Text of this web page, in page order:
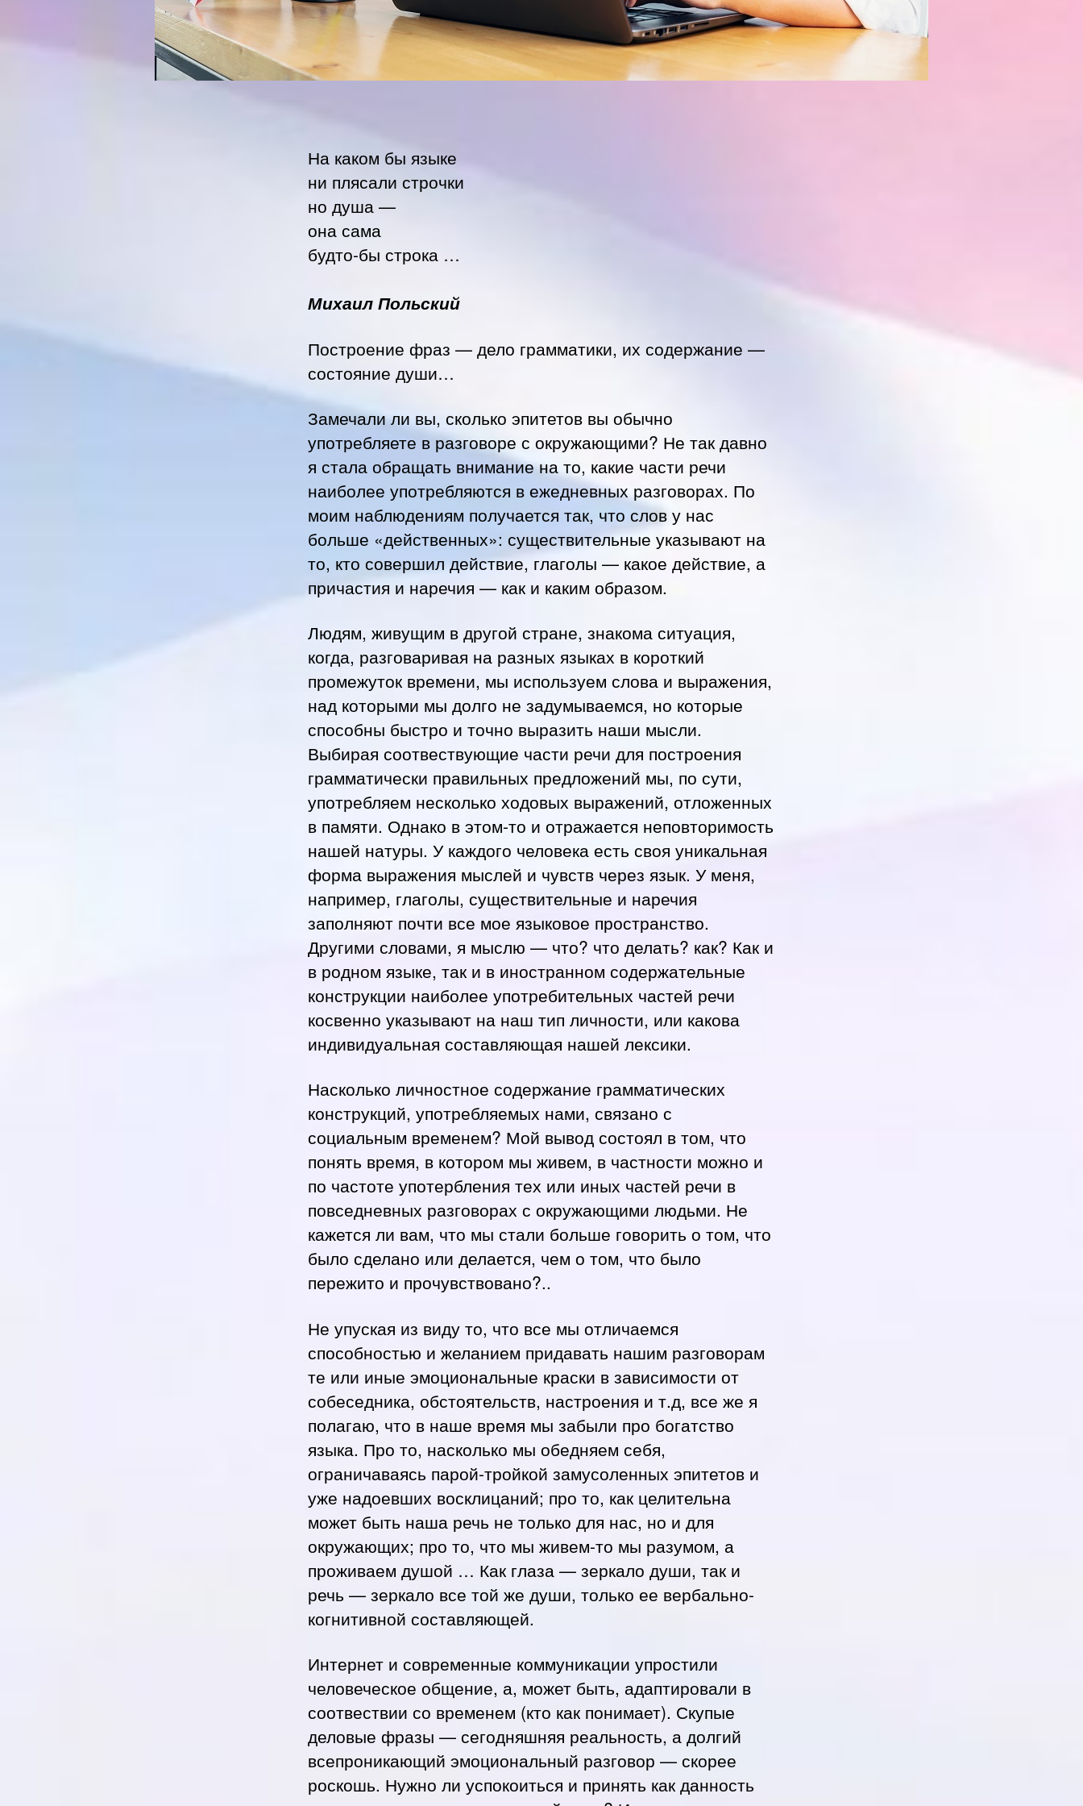
На каком бы языке
ни плясали строчки
но душа —
она сама
будто-бы строка …
Михаил Польский
Построение фраз — дело грамматики, их содержание —
состояние души…
Замечали ли вы, сколько эпитетов вы обычно
употребляете в разговоре с окружающими? Не так давно
я стала обращать внимание на то, какие части речи
наиболее употребляются в ежедневных разговорах. По
моим наблюдениям получается так, что слов у нас
больше «действенных»: существительные указывают на
то, кто совершил действие, глаголы — какое действие, а
причастия и наречия — как и каким образом.
Людям, живущим в другой стране, знакома ситуация,
когда, разговаривая на разных языках в короткий
промежуток времени, мы используем слова и выражения,
над которыми мы долго не задумываемся, но которые
способны быстро и точно выразить наши мысли.
Выбирая соотвествующие части речи для построения
грамматически правильных предложений мы, по сути,
употребляем несколько ходовых выражений, отложенных
в памяти. Однако в этом-то и отражается неповторимость
нашей натуры. У каждого человека есть своя уникальная
форма выражения мыслей и чувств через язык. У меня,
например, глаголы, существительные и наречия
заполняют почти все мое языковое пространство.
Другими словами, я мыслю — что? что делать? как? Как и
в родном языке, так и в иностранном содержательные
конструкции наиболее употребительных частей речи
косвенно указывают на наш тип личности, или какова
индивидуальная составляющая нашей лексики.
Насколько личностное содержание грамматических
конструкций, употребляемых нами, связано с
социальным временем? Мой вывод состоял в том, что
понять время, в котором мы живем, в частности можно и
по частоте употербления тех или иных частей речи в
повседневных разговорах с окружающими людьми. Не
кажется ли вам, что мы стали больше говорить о том, что
было сделано или делается, чем о том, что было
пережито и прочувствовано?..
Не упуская из виду то, что все мы отличаемся
способностью и желанием придавать нашим разговорам
те или иные эмоциональные краски в зависимости от
собеседника, обстоятельств, настроения и т.д, все же я
полагаю, что в наше время мы забыли про богатство
языка. Про то, насколько мы обедняем себя,
ограничаваясь парой-тройкой замусоленных эпитетов и
уже надоевших восклицаний; про то, как целительна
может быть наша речь не только для нас, но и для
окружающих; про то, что мы живем-то мы разумом, а
проживаем душой … Как глаза — зеркало души, так и
речь — зеркало все той же души, только ее вербально-
когнитивной составляющей.
Интернет и современные коммуникации упростили
человеческое общение, а, может быть, адаптировали в
соотвествии со временем (кто как понимает). Скупые
деловые фразы — сегодняшняя реальность, а долгий
всепроникающий эмоциональный разговор — скорее
роскошь. Нужно ли успокоиться и принять как данность